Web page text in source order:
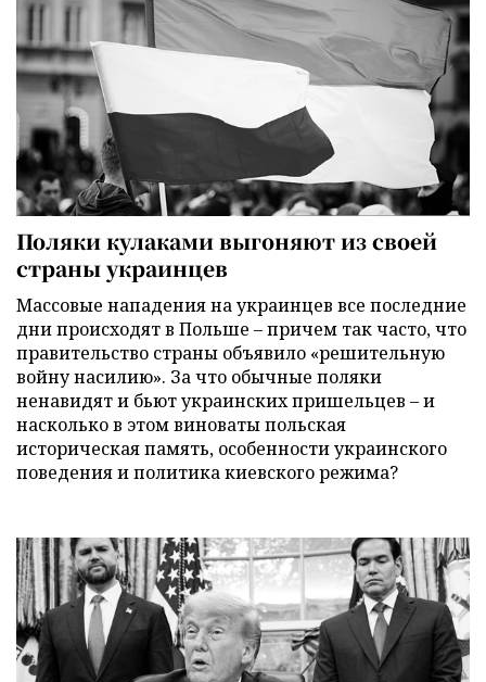
Поляки кулаками выгоняют из своей
страны украинцев
Массовые нападения на украинцев все последние
дни происходят в Польше – причем так часто, что
правительство страны объявило «решительную
войну насилию». За что обычные поляки
ненавидят и бьют украинских пришельцев – и
насколько в этом виноваты польская
историческая память, особенности украинского
поведения и политика киевского режима?